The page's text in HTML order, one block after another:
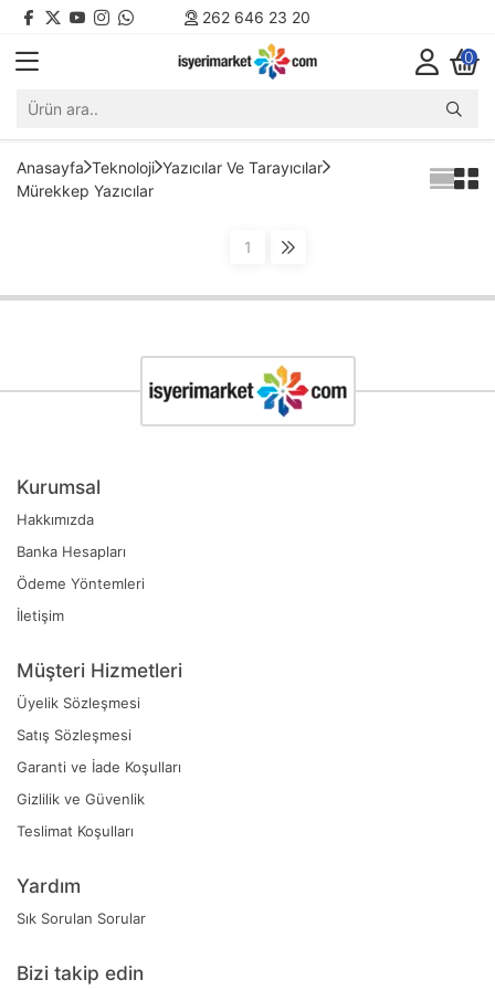
262 646 23 20
0
Anasayfa Teknoloji Yazıcılar Ve Tarayıcılar
Mürekkep Yazıcılar
1
Kurumsal
Hakkımızda
Banka Hesapları
Ödeme Yöntemleri
İletişim
Müşteri Hizmetleri
Üyelik Sözleşmesi
Satış Sözleşmesi
Garanti ve İade Koşulları
Gizlilik ve Güvenlik
Teslimat Koşulları
Yardım
Sık Sorulan Sorular
Bizi takip edin